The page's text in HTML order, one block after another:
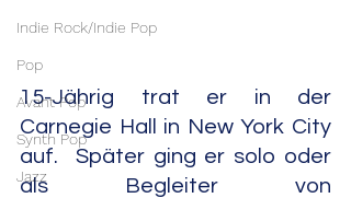
Indie Rock/Indie Pop
Pop
Avant Pop
Synth Pop
Jazz
15-Jährig trat er in der
Carnegie Hall in New York City
auf.  Später ging er solo oder
als Begleiter von